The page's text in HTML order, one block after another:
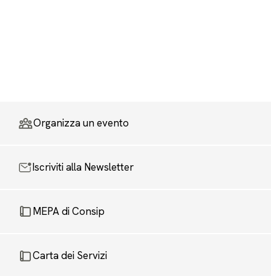
Organizza un evento
Iscriviti alla Newsletter
MEPA di Consip
Carta dei Servizi